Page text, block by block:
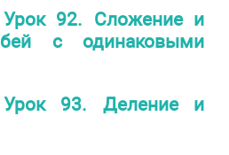
Урок 92. Сложение и
с одинаковыми
Урок 93. Деление и